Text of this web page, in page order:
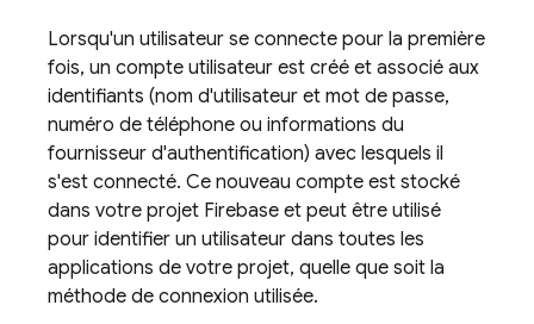
Lorsqu'un utilisateur se connecte pour la première
fois, un compte utilisateur est créé et associé aux
identifiants (nom d'utilisateur et mot de passe,
numéro de téléphone ou informations du
fournisseur d'authentification) avec lesquels il
s'est connecté. Ce nouveau compte est stocké
dans votre projet Firebase et peut être utilisé
pour identifier un utilisateur dans toutes les
applications de votre projet, quelle que soit la
méthode de connexion utilisée.